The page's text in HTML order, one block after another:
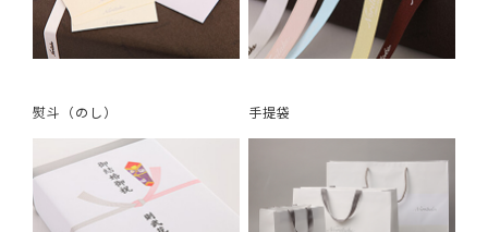
熨斗（のし） 手提袋